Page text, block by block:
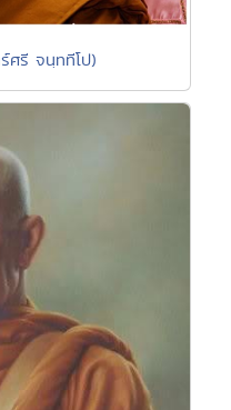
ศรี จนฺททีโป)